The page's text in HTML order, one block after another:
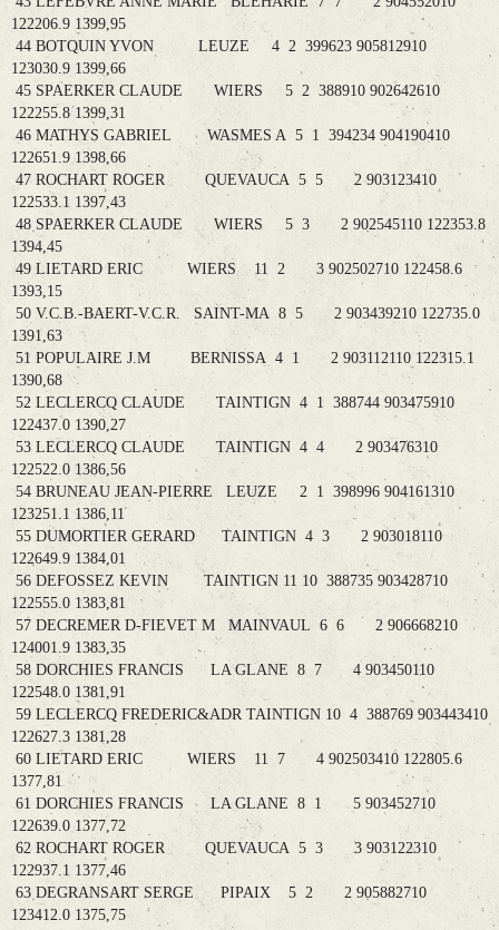
122206.9 1399,95
44 BOTQUIN YVON LEUZE 4 2 399623 905812910
123030.9 1399,66
45 SPAERKER CLAUDE WIERS 5 2 388910 902642610
122255.8 1399,31
46 MATHYS GABRIEL WASMES A 5 1 394234 904190410
122651.9 1398,66
47 ROCHART ROGER QUEVAUCA 5 5 2 903123410
122533.1 1397,43
48 SPAERKER CLAUDE WIERS 5 3 2 902545110 122353.8
1394,45
49 LIETARD ERIC WIERS 11 2 3 902502710 122458.6
1393,15
50 V.C.B.-BAERT-V.C.R. SAINT-MA 8 5 2 903439210 122735.0
1391,63
51 POPULAIRE J.M BERNISSA 4 1 2 903112110 122315.1
1390,68
52 LECLERCQ CLAUDE TAINTIGN 4 1 388744 903475910
122437.0 1390,27
53 LECLERCQ CLAUDE TAINTIGN 4 4 2 903476310
122522.0 1386,56
54 BRUNEAU JEAN-PIERRE LEUZE 2 1 398996 904161310
123251.1 1386,11
55 DUMORTIER GERARD TAINTIGN 4 3 2 903018110
122649.9 1384,01
56 DEFOSSEZ KEVIN TAINTIGN 11 10 388735 903428710
122555.0 1383,81
57 DECREMER D-FIEVET M MAINVAUL 6 6 2 906668210
124001.9 1383,35
58 DORCHIES FRANCIS LA GLANE 8 7 4 903450110
122548.0 1381,91
59 LECLERCQ FREDERIC&ADR TAINTIGN 10 4 388769 903443410
122627.3 1381,28
60 LIETARD ERIC WIERS 11 7 4 902503410 122805.6
1377,81
61 DORCHIES FRANCIS LA GLANE 8 1 5 903452710
122639.0 1377,72
62 ROCHART ROGER QUEVAUCA 5 3 3 903122310
122937.1 1377,46
63 DEGRANSART SERGE PIPAIX 5 2 2 905882710
123412.0 1375,75